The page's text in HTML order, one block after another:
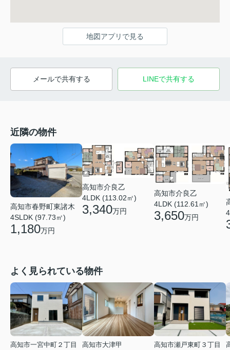
地図アプリで見る
メールで共有する LINEで共有する
近隣の物件
高知市春野町東諸木
4SLDK (97.73㎡)
1,180万円
高知市介良乙
4LDK (113.02㎡)
3,340万円
高知市介良乙
4LDK (112.61㎡)
3,650万円
よく見られている物件
高知市一宮中町２丁目
高知市大津甲
高知市瀬戸東町３丁目